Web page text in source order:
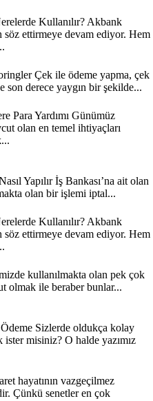
Kullanılır? Akbank
söz ettirmeye devam ediyor. Hem
Çek ile ödeme yapma, çek
son derece yaygın bir şekilde...
Para Yardımı Günümüz
olan en temel ihtiyaçları
Yapılır İş Bankası’na ait olan
olan bir işlemi iptal...
Kullanılır? Akbank
söz ettirmeye devam ediyor. Hem
kullanılmakta olan pek çok
olmak ile beraber bunlar...
Sizlerde oldukça kolay
misiniz? O halde yazımız
hayatının vazgeçilmez
Çünkü senetler en çok